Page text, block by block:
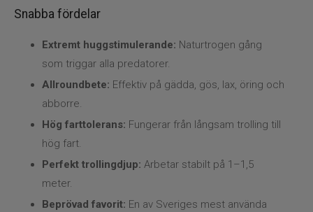
Kläder
Trolling
Specimenfiske
Snabba fördelar
Extremt huggstimulerande: Naturtrogen gång
som triggar alla predatorer.
Allroundbete: Effektiv på gädda, gös, lax, öring och
abborre.
Hög farttolerans: Fungerar från långsam trolling till
hög fart.
Perfekt trollingdjup: Arbetar stabilt på 1–1,5
meter.
Beprövad favorit: En av Sveriges mest använda